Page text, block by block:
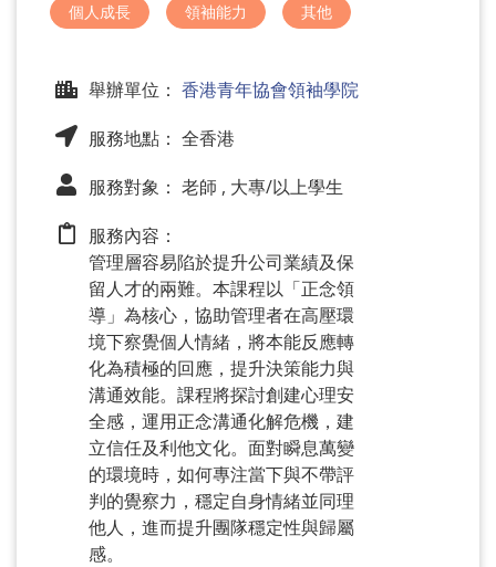
個人成長 領袖能力 其他
舉辦單位： 香港青年協會領袖學院
服務地點： 全香港
服務對象： 老師 , 大專/以上學生
服務內容：
管理層容易陷於提升公司業績及保
留人才的兩難。本課程以「正念領
導」為核心，協助管理者在高壓環
境下察覺個人情緒，將本能反應轉
化為積極的回應，提升決策能力與
溝通效能。課程將探討創建心理安
全感，運用正念溝通化解危機，建
立信任及利他文化。面對瞬息萬變
的環境時，如何專注當下與不帶評
判的覺察力，穩定自身情緒並同理
他人，進而提升團隊穩定性與歸屬
感。